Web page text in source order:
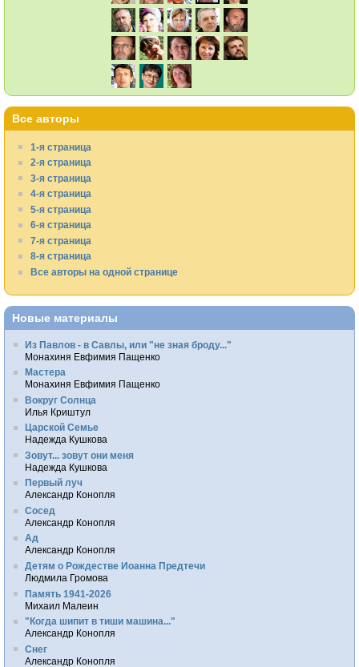
Все авторы
1-я страница
2-я страница
3-я страница
4-я страница
5-я страница
6-я страница
7-я страница
8-я страница
Все авторы на одной странице
Новые материалы
Из Павлов - в Савлы, или "не зная броду..."
Монахиня Евфимия Пащенко
Мастера
Монахиня Евфимия Пащенко
Вокруг Солнца
Илья Криштул
Царской Семье
Надежда Кушкова
Зовут... зовут они меня
Надежда Кушкова
Первый луч
Александр Конопля
Сосед
Александр Конопля
Ад
Александр Конопля
Детям о Рождестве Иоанна Предтечи
Людмила Громова
Память 1941-2026
Михаил Малеин
"Когда шипит в тиши машина..."
Александр Конопля
Снег
Александр Конопля